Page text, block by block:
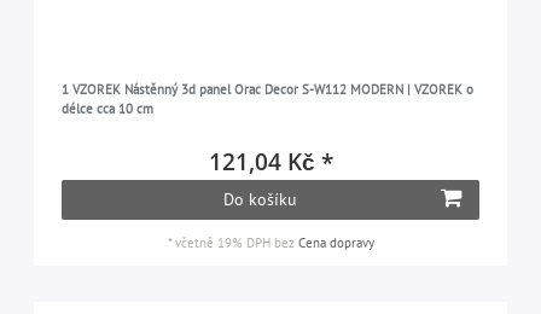
1 VZOREK Nástěnný 3d panel Orac Decor S-W112 MODERN | VZOREK o
délce cca 10 cm
121,04 Kč *
Do košíku
*včetně 19% DPHbez Cena dopravy